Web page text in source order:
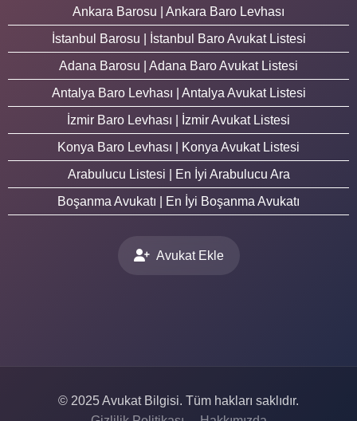
Ankara Barosu | Ankara Baro Levhası
İstanbul Barosu | İstanbul Baro Avukat Listesi
Adana Barosu | Adana Baro Avukat Listesi
Antalya Baro Levhası | Antalya Avukat Listesi
İzmir Baro Levhası | İzmir Avukat Listesi
Konya Baro Levhası | Konya Avukat Listesi
Arabulucu Listesi | En İyi Arabulucu Ara
Boşanma Avukatı | En İyi Boşanma Avukatı
Avukat Ekle
© 2025 Avukat Bilgisi. Tüm hakları saklıdır.